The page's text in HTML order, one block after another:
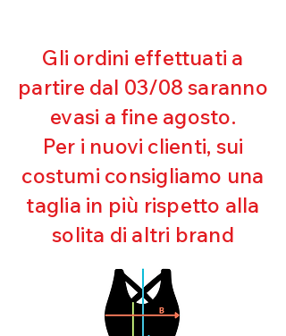
Resistente al pilling
Eccellente protezione dai raggi
UV
Ottima copertura
Ultra cloro resistente
Mantenimento della forma
Perfetta vestibilità
Asciugatura rapida
Bielastico
Gli ordini effettuati a
partire dal 03/08 saranno
evasi a fine agosto.
Per i nuovi clienti, sui
costumi consigliamo una
taglia in più rispetto alla
solita di altri brand